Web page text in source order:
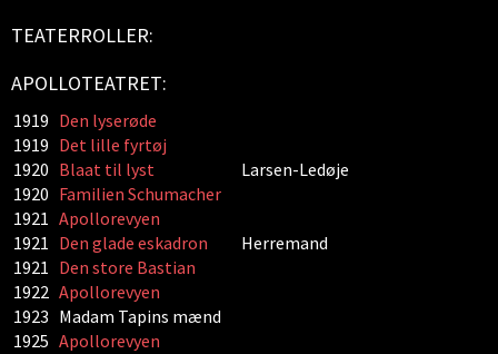
TEATERROLLER:
APOLLOTEATRET:
1919 Den lyserøde
1919 Det lille fyrtøj
1920 Blaat til lyst
Larsen-Ledøje
1920 Familien Schumacher
1921 Apollorevyen
1921 Den glade eskadron
Herremand
1921 Den store Bastian
1922 Apollorevyen
1923 Madam Tapins mænd
1925 Apollorevyen